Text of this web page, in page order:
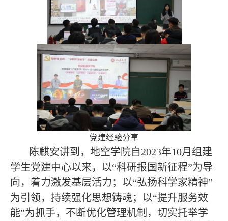
党建经验分享
陈麒安讲到，地空学院自2023年10月组建
学生党建中心以来，以“科研报国新征程”为导
向，着力激发基层活力；以“弘扬科学家精神”
为引领，持续强化思想铸魂；以“提升服务效
能”为抓手，不断优化管理机制，切实托举学